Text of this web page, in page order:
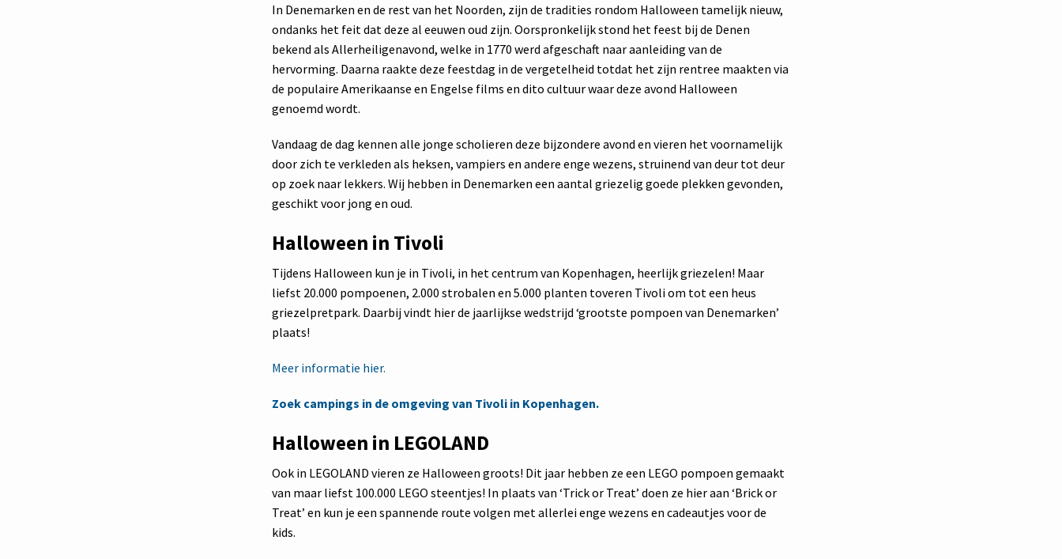
In Denemarken en de rest van het Noorden, zijn de tradities rondom Halloween tamelijk nieuw,
ondanks het feit dat deze al eeuwen oud zijn. Oorspronkelijk stond het feest bij de Denen
bekend als Allerheiligenavond, welke in 1770 werd afgeschaft naar aanleiding van de
hervorming. Daarna raakte deze feestdag in de vergetelheid totdat het zijn rentree maakten via
de populaire Amerikaanse en Engelse films en dito cultuur waar deze avond Halloween
genoemd wordt.
Vandaag de dag kennen alle jonge scholieren deze bijzondere avond en vieren het voornamelijk
door zich te verkleden als heksen, vampiers en andere enge wezens, struinend van deur tot deur
op zoek naar lekkers. Wij hebben in Denemarken een aantal griezelig goede plekken gevonden,
geschikt voor jong en oud.
Halloween in Tivoli
Tijdens Halloween kun je in Tivoli, in het centrum van Kopenhagen, heerlijk griezelen! Maar
liefst 20.000 pompoenen, 2.000 strobalen en 5.000 planten toveren Tivoli om tot een heus
griezelpretpark. Daarbij vindt hier de jaarlijkse wedstrijd ‘grootste pompoen van Denemarken’
plaats!
Meer informatie hier.
Zoek campings in de omgeving van Tivoli in Kopenhagen.
Halloween in LEGOLAND
Ook in LEGOLAND vieren ze Halloween groots! Dit jaar hebben ze een LEGO pompoen gemaakt
van maar liefst 100.000 LEGO steentjes! In plaats van ‘Trick or Treat’ doen ze hier aan ‘Brick or
Treat’ en kun je een spannende route volgen met allerlei enge wezens en cadeautjes voor de
kids.